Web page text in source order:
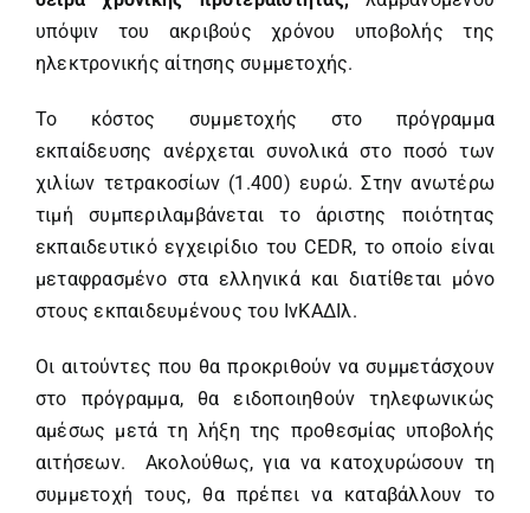
υπόψιν του ακριβούς χρόνου υποβολής της
ηλεκτρονικής αίτησης συμμετοχής.
Το κόστος συμμετοχής στο πρόγραμμα
εκπαίδευσης ανέρχεται συνολικά στο ποσό των
χιλίων τετρακοσίων (1.400) ευρώ. Στην ανωτέρω
τιμή συμπεριλαμβάνεται το άριστης ποιότητας
εκπαιδευτικό εγχειρίδιο του CEDR, το οποίο είναι
μεταφρασμένο στα ελληνικά και διατίθεται μόνο
στους εκπαιδευμένους του ΙνΚΑΔΙλ.
Οι αιτούντες που θα προκριθούν να συμμετάσχουν
στο πρόγραμμα, θα ειδοποιηθούν τηλεφωνικώς
αμέσως μετά τη λήξη της προθεσμίας υποβολής
αιτήσεων. Ακολούθως, για να κατοχυρώσουν τη
συμμετοχή τους, θα πρέπει να καταβάλλουν το